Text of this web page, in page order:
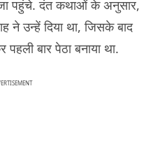
जा पहुंचे. दंत कथाओं के अनुसार,
ने उन्हें दिया था, जिसके बाद
बार पेठा बनाया था.